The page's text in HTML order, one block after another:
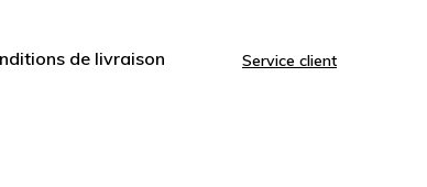
de livraison Service client